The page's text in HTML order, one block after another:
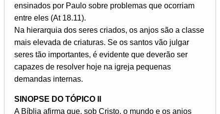
ensinados por Paulo sobre problemas que ocorriam
entre eles (At 18.11).
Na hierarquia dos seres criados, os anjos são a classe
mais elevada de criaturas. Se os santos vão julgar
seres tão importantes, é evidente que deverão ser
capazes de resolver hoje na igreja pequenas
demandas internas.
SINOPSE DO TÓPICO II
A Bíblia afirma que, sob Cristo, o mundo e os anjos